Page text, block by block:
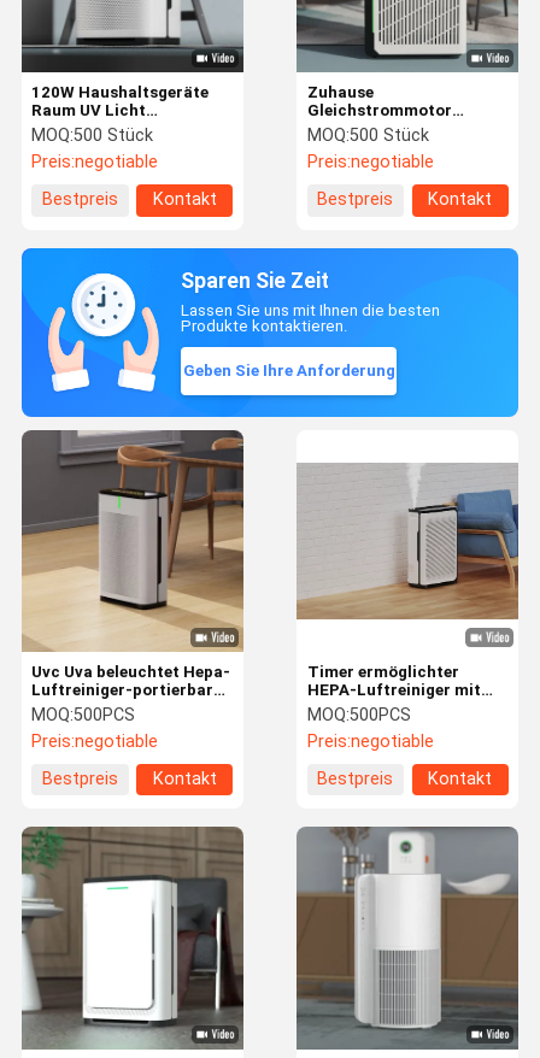
120W Haushaltsgeräte
Raum UV Licht
Sterilisator Hepa
Luftreiniger Y24A
MOQ:500 Stück
Preis:negotiable
Bestpreis
Kontakt
Zuhause
Gleichstrommotor
Luftbefeuchter Büro
Echter Hepa-Luftreiniger
1177 CFM
MOQ:500 Stück
Preis:negotiable
Bestpreis
Kontakt
Sparen Sie Zeit
Lassen Sie uns mit Ihnen die besten
Produkte kontaktieren.
Geben Sie Ihre Anforderung
Timer ermöglichter
HEPA-Luftreiniger mit
CADR über 200 CFM
portierbares Himidifier
MOQ:500PCS
Preis:negotiable
Bestpreis
Kontakt
Uvc Uva beleuchtet Hepa-
Luftreiniger-portierbarer
Sterilisator-
Haushaltsgeräte
MOQ:500PCS
Preis:negotiable
Bestpreis
Kontakt